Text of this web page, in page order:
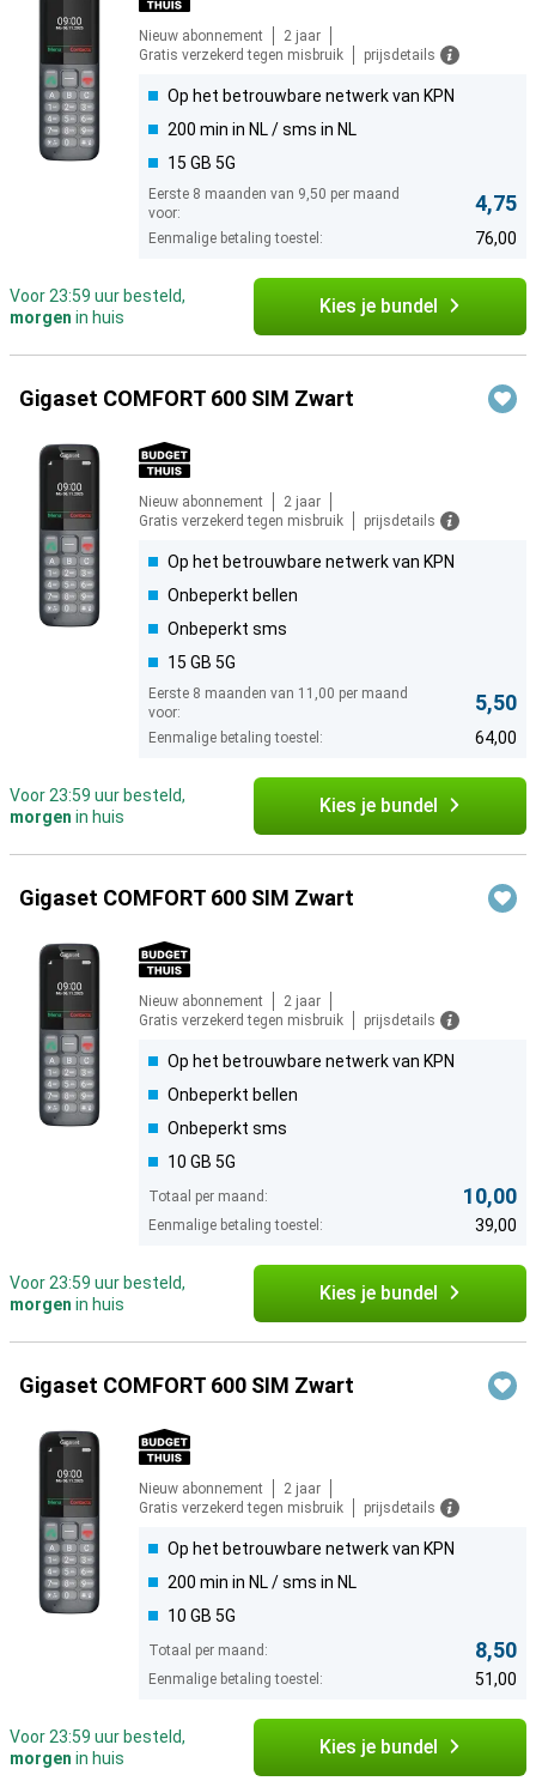
Nieuw abonnement
2 jaar
Gratis verzekerd tegen misbruik
prijsdetails
Op het betrouwbare netwerk van KPN
200 min in NL / sms in NL
15 GB 5G
Eerste 8 maanden van 9,50 per maand
voor:
4,75
Eenmalige betaling toestel: 76,00
Voor 23:59 uur besteld,
morgen in huis Kies je bundel
Gigaset COMFORT 600 SIM Zwart
Nieuw abonnement
2 jaar
Gratis verzekerd tegen misbruik
prijsdetails
Op het betrouwbare netwerk van KPN
Onbeperkt bellen
Onbeperkt sms
15 GB 5G
Eerste 8 maanden van 11,00 per maand
voor:
5,50
Eenmalige betaling toestel: 64,00
Voor 23:59 uur besteld,
morgen in huis Kies je bundel
Gigaset COMFORT 600 SIM Zwart
Nieuw abonnement
2 jaar
Gratis verzekerd tegen misbruik
prijsdetails
Op het betrouwbare netwerk van KPN
Onbeperkt bellen
Onbeperkt sms
10 GB 5G
Totaal per maand: 10,00
Eenmalige betaling toestel: 39,00
Voor 23:59 uur besteld,
morgen in huis Kies je bundel
Gigaset COMFORT 600 SIM Zwart
Nieuw abonnement
2 jaar
Gratis verzekerd tegen misbruik
prijsdetails
Op het betrouwbare netwerk van KPN
200 min in NL / sms in NL
10 GB 5G
Totaal per maand: 8,50
Eenmalige betaling toestel: 51,00
Voor 23:59 uur besteld,
morgen in huis Kies je bundel